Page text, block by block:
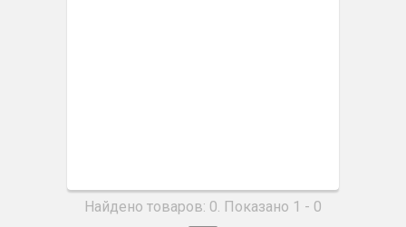
Найдено товаров: 0. Показано 1 - 0